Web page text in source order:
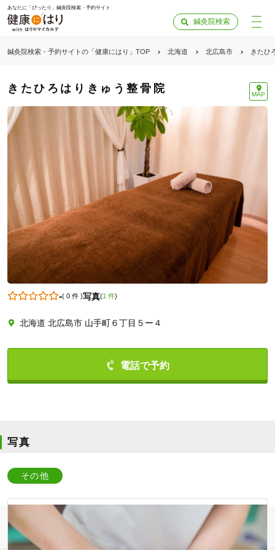
あなたに「ぴったり」鍼灸院検索・予約サイト
鍼灸院検索
鍼灸院検索・予約サイトの「健康にはり」TOP 北海道 北広島市 きたひ
きたひろはりきゅう整骨院 MAP
-( 0 件)写真(1 件)
北海道 北広島市 山手町６丁目５ー４
写真
その他
「健康にはりを見た」
0113736886